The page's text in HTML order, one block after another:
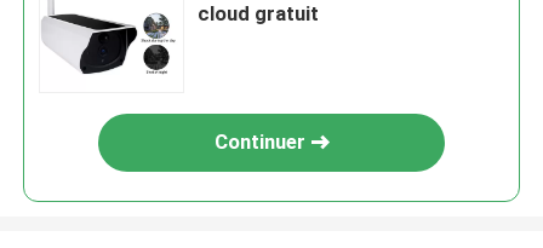
cloud gratuit
Continuer